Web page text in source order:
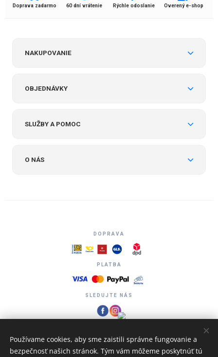
Doprava zadarmo 60 dní vrátenie Rýchle odoslanie Overený e-shop
NAKUPOVANIE
OBJEDNÁVKY
SLUŽBY A POMOC
O NÁS
DOPRAVA
PLATBA
SLEDUJTE NÁS
Používame cookies, aby sme zaistili správne fungovanie a
bezpečnosť našich stránok. Tým vám môžeme poskytnúť tú